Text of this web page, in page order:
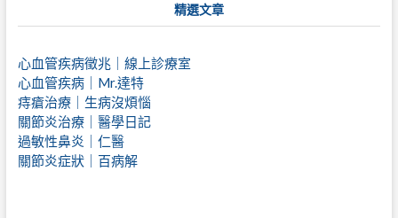
精選文章
心血管疾病徵兆｜線上診療室
心血管疾病｜Mr.達特
痔瘡治療｜ 生病沒煩惱
關節炎治療｜醫學日記
過敏性鼻炎｜仁醫
關節炎症狀｜百病解